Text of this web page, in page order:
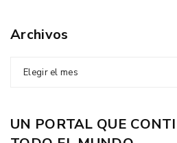
Archivos
Elegir el mes
UN PORTAL QUE